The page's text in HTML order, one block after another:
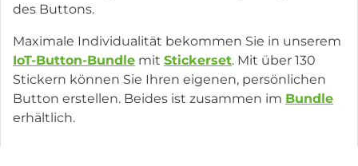
des Buttons.
Maximale Individualität bekommen Sie in unserem
IoT-Button-Bundle mit Stickerset. Mit über 130
Stickern können Sie Ihren eigenen, persönlichen
Button erstellen. Beides ist zusammen im Bundle
erhältlich.